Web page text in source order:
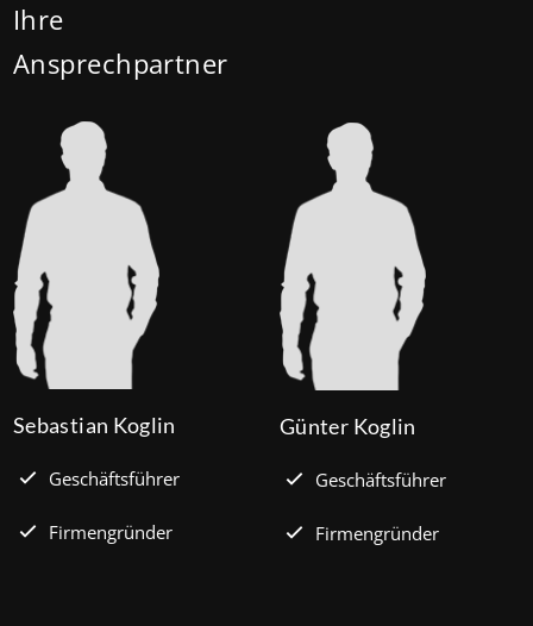
Ihre
Ansprechpartner
Sebastian Koglin
Geschäftsführer
Firmengründer
Günter Koglin
Geschäftsführer
Firmengründer